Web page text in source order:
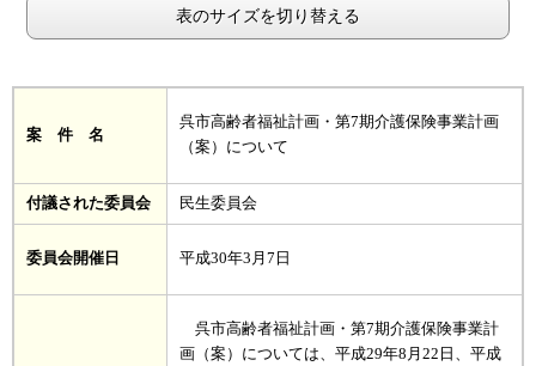
表のサイズを切り替える
案 件 名
呉市高齢者福祉計画・第7期介護保険事業計画
（案）について
付議された委員会 民生委員会
委員会開催日 平成30年3月7日
呉市高齢者福祉計画・第7期介護保険事業計
画（案）については、平成29年8月22日、平成